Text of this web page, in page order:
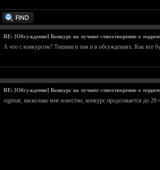
RE: [Обсуждение] Конкурс на лучшее стихотворение о
А что с конкурсом? Тишина и там и в обсуждениях. Как все
RE: [Обсуждение] Конкурс на лучшее стихотворение о
sigimar, насколько мне известно, конкурс продолжается до 20